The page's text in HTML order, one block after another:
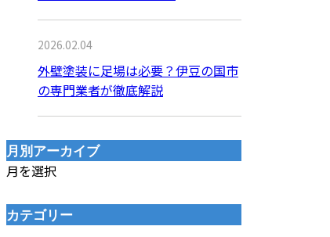
2026.02.04
外壁塗装に足場は必要？伊豆の国市
の専門業者が徹底解説
月別アーカイブ
月を選択
カテゴリー